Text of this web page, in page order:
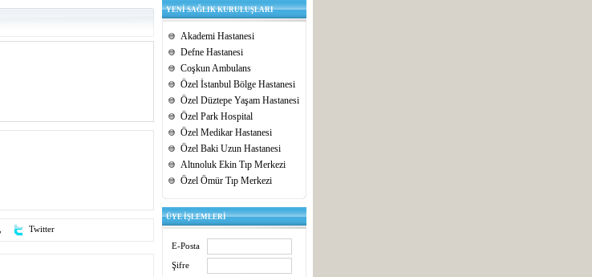
Twitter
YENİ SAĞLIK KURULUŞLARI
Akademi Hastanesi
Defne Hastanesi
Coşkun Ambulans
Özel İstanbul Bölge Hastanesi
Özel Düztepe Yaşam Hastanesi
Özel Park Hospital
Özel Medikar Hastanesi
Özel Baki Uzun Hastanesi
Altınoluk Ekin Tıp Merkezi
Özel Ömür Tıp Merkezi
ÜYE İŞLEMLERİ
E-Posta
Şifre